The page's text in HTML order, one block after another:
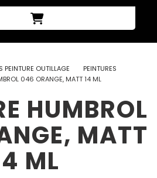
PEINTURE OUTILLAGE
PEINTURES
046 ORANGE, MATT 14 ML
HUMBROL
MATT
ML